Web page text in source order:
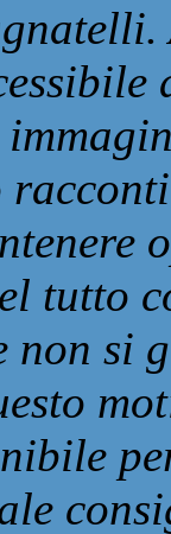
tutto
non si